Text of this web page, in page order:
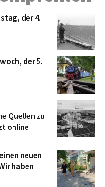
der 4.
der 5.
Quellen zu
online
neuen
haben